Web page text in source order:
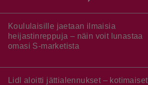
Koululaisille jaetaan ilmaisia
heijastinreppuja – näin voit lunastaa
omasi S-marketista
Lidl aloitti jättialennukset – kotimaiset